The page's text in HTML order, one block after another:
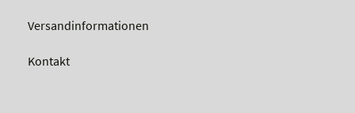
Versandinformationen
Kontakt